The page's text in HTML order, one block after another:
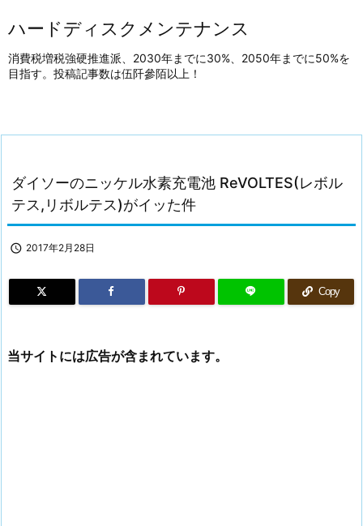
ハードディスクメンテナンス
消費税増税強硬推進派、2030年までに30%、2050年までに50%を
目指す。投稿記事数は伍阡參陌以上！
ダイソーのニッケル水素充電池 ReVOLTES(レボル
テス,リボルテス)がイッた件
 2017年2月28日
Copy
当サイトには広告が含まれています。